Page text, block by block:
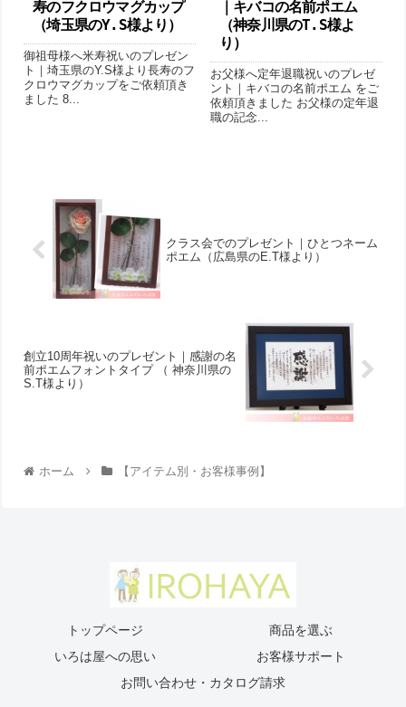
寿のフクロウマグカップ
（埼玉県のY.S様より ）
御祖母様へ米寿祝いのプレゼン
ト｜埼玉県のY.S様より長寿のフ
クロウマグカップをご依頼頂き
ました 8...
｜キバコの名前ポエム
（神奈川県のT.S様よ
り ）
お父様へ定年退職祝いのプレゼ
ント｜キバコの名前ポエム をご
依頼頂きました お父様の定年退
職の記念...
クラス会でのプレゼント｜ひとつネーム
ポエム（広島県のE.T様より ）
創立10周年祝いのプレゼント｜感謝の名
前ポエムフォントタイプ （ 神奈川県の
S.T様より ）
ホーム 【アイテム別・お客様事例】
トップページ
商品を選ぶ
いろは屋への思い
お客様サポート
お問い合わせ・カタログ請求